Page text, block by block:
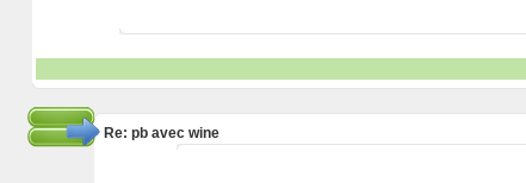
Re: pb avec wine